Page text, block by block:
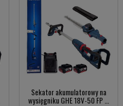
Sekator akumulatorowy na
wysięgniku GHE 18V-50 FP ...